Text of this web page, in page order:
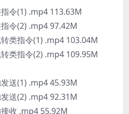
令(1) .mp4 113.63M
令(2) .mp4 97.42M
类指令(1) .mp4 103.04M
类指令(2) .mp4 109.95M
送(1) .mp4 45.93M
送(2) .mp4 92.31M
收 .mp4 55.92M